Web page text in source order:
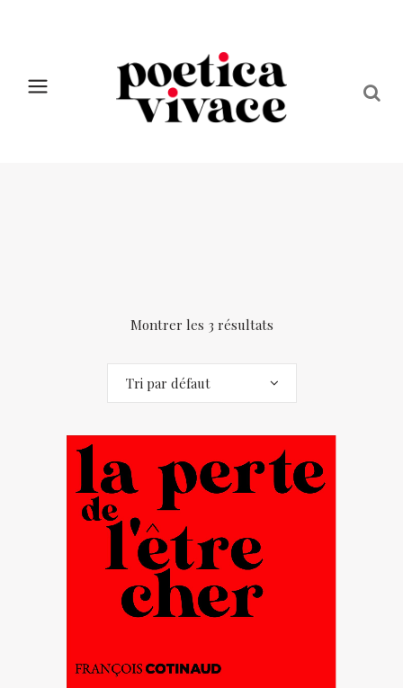
Montrer les 3 résultats
Tri par défaut